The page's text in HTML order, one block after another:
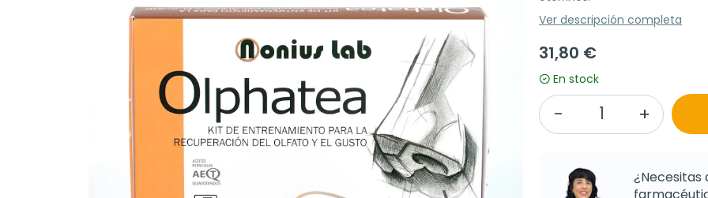
Ver descripción completa
31,80 €
En stock
¿Necesitas